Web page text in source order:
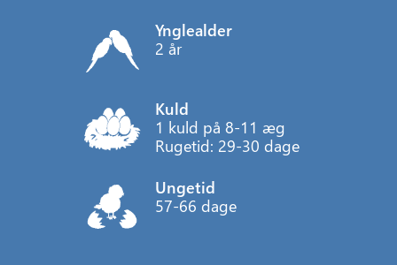
Ynglealder
2 år
Kuld
1 kuld på 8-11 æg
Rugetid: 29-30 dage
Ungetid
57-66 dage